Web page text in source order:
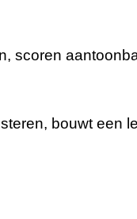
scoren
bouwt een